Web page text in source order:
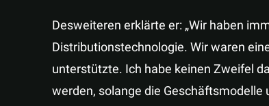
Desweiteren erklärte er: „Wir haben
Distributionstechnologie. Wir waren
unterstützte. Ich habe keinen Zweifel
werden, solange die